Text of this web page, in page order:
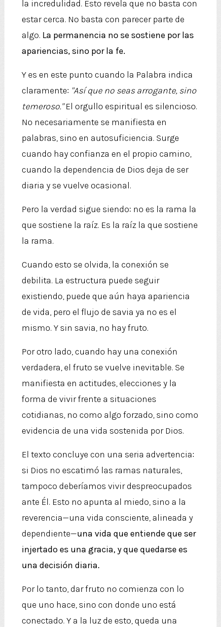
la incredulidad. Esto revela que no basta con
estar cerca. No basta con parecer parte de
algo. La permanencia no se sostiene por las
apariencias, sino por la fe.
Y es en este punto cuando la Palabra indica
claramente: "Así que no seas arrogante, sino
temeroso."El orgullo espiritual es silencioso.
No necesariamente se manifiesta en
palabras, sino en autosuficiencia. Surge
cuando hay confianza en el propio camino,
cuando la dependencia de Dios deja de ser
diaria y se vuelve ocasional.
Pero la verdad sigue siendo: no es la rama la
que sostiene la raíz. Es la raíz la que sostiene
la rama.
Cuando esto se olvida, la conexión se
debilita. La estructura puede seguir
existiendo, puede que aún haya apariencia
de vida, pero el flujo de savia ya no es el
mismo. Y sin savia, no hay fruto.
Por otro lado, cuando hay una conexión
verdadera, el fruto se vuelve inevitable. Se
manifiesta en actitudes, elecciones y la
forma de vivir frente a situaciones
cotidianas, no como algo forzado, sino como
evidencia de una vida sostenida por Dios.
El texto concluye con una seria advertencia:
si Dios no escatimó las ramas naturales,
tampoco deberíamos vivir despreocupados
ante Él. Esto no apunta al miedo, sino a la
reverencia—una vida consciente, alineada y
dependiente—una vida que entiende que ser
injertado es una gracia, y que quedarse es
una decisión diaria.
Por lo tanto, dar fruto no comienza con lo
que uno hace, sino con donde uno está
conectado. Y a la luz de esto, queda una